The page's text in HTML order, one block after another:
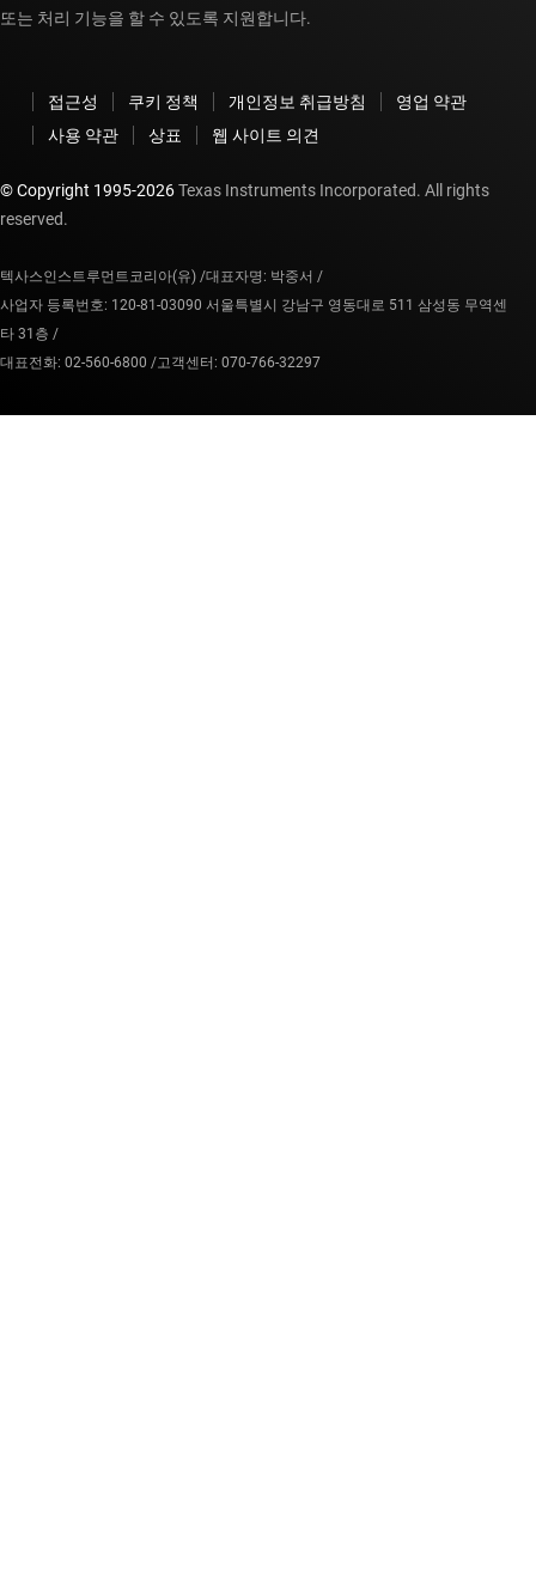
또는 처리 기능을 할 수 있도록 지원합니다.
접근성 쿠키 정책 개인정보 취급방침
영업 약관
사용 약관
상표 웹 사이트 의견
© Copyright 1995-2026Texas Instruments Incorporated. All rights
reserved.
텍사스인스트루먼트코리아(유) /대표자명: 박중서 /
사업자 등록번호: 120-81-03090 서울특별시 강남구 영동대로 511 삼성동 무역센
타 31층 /
대표전화: 02-560-6800 /고객센터: 070-766-32297